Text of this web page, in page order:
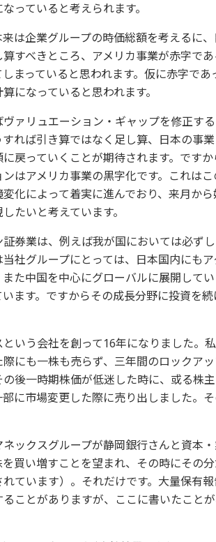
っていると考えられます。
来は企業グループの時価総額を考えるに
算すべきところ、アメリカ事業が赤字で
まっていると思われます。仮に赤字で
になっていると思われます。
ヴァリュエーション・ギャップを修正す
すれば引き算ではなく足し算、日本の事
に戻っていくことが期待されます。です
はアメリカ事業の黒字化です。これは
変化によって着実に進んでおり、来月か
たいと考えています。
証券業は、例えば我が国においては必ず
社グループにとっては、日本国内にも
た中国を中心にグローバルに展開して
います。ですからその成長分野に投資を
という会社を創って16年になりました。
にも一株も売らず、三年間のロックア
の後一時期株価が低迷した時に、或る株
部に市場変更した際に売り出しました。
ネックスグループが静岡銀行さんと資本
を買い増すことを望まれ、その時にその
れています）。それだけです。大量保有
ることがありますが、ここに書いたこと